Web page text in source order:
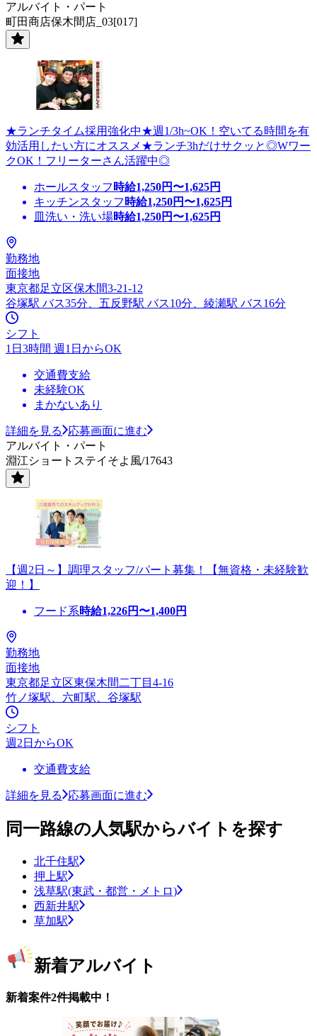
アルバイト・パート
町田商店保木間店_03[017]
★ランチタイム採用強化中★週1/3h~OK！空いてる時間を有
効活用したい方にオススメ★ランチ3hだけサクッと◎Wワー
クOK！フリーターさん活躍中◎
ホールスタッフ 時給1,250円〜1,625円
キッチンスタッフ 時給1,250円〜1,625円
皿洗い・洗い場時給1,250円〜1,625円
勤務地
面接地
東京都足立区保木間3-21-12
谷塚駅 バス35分、五反野駅 バス10分、綾瀬駅 バス16分
シフト
1日3時間 週1日からOK
交通費支給
未経験OK
まかないあり
詳細を見る
応募画面に進む
アルバイト・パート
淵江ショートステイそよ風/17643
【週2日～】調理スタッフ/パート募集！【無資格・未経験歓
迎！】
フード系時給1,226円〜1,400円
勤務地
面接地
東京都足立区東保木間二丁目4-16
竹ノ塚駅、六町駅、谷塚駅
シフト
週2日からOK
交通費支給
詳細を見る 応募画面に進む
同一路線の人気駅からバイトを探す
北千住駅
押上駅
浅草駅(東武・都営・メトロ)
西新井駅
草加駅
新着アルバイト
新着案件2件掲載中！